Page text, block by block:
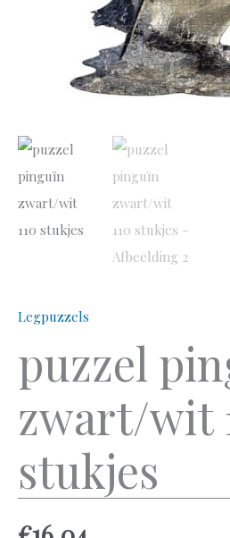
Legpuzzels
puzzel
zwart/wit
stukjes